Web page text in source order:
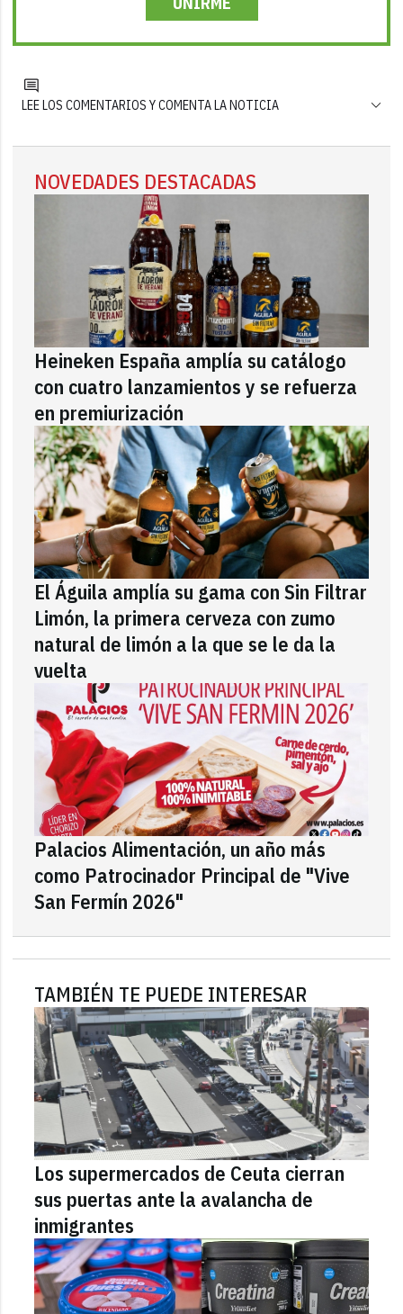
LEE LOS COMENTARIOS Y COMENTA LA NOTICIA
NOVEDADES DESTACADAS
Heineken España amplía su catálogo
con cuatro lanzamientos y se refuerza
en premiurización
El Águila amplía su gama con Sin Filtrar
Limón, la primera cerveza con zumo
natural de limón a la que se le da la
vuelta
Palacios Alimentación, un año más
como Patrocinador Principal de "Vive
San Fermín 2026"
TAMBIÉN TE PUEDE INTERESAR
Los supermercados de Ceuta cierran
sus puertas ante la avalancha de
inmigrantes